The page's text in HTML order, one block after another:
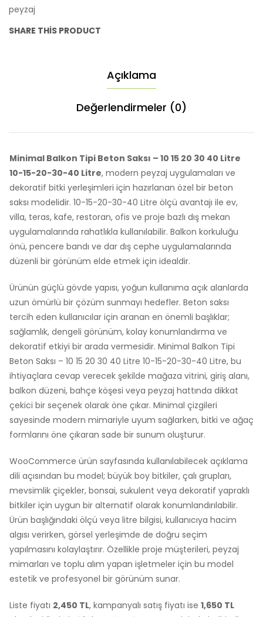
20
30
adet
peyzaj
SHARE THIS PRODUCT
Açıklama
Değerlendirmeler (0)
Minimal Balkon Tipi Beton Saksı – 10 15 20 30 40 Litre
10-15-20-30-40 Litre, modern peyzaj uygulamaları ve
dekoratif bitki yerleşimleri için hazırlanan özel bir beton
saksı modelidir. 10-15-20-30-40 Litre ölçü avantajı ile ev,
villa, teras, kafe, restoran, ofis ve proje bazlı dış mekan
uygulamalarında rahatlıkla kullanılabilir. Balkon korkuluğu
önü, pencere bandı ve dar dış cephe uygulamalarında
düzenli bir görünüm elde etmek için idealdir.
Ürünün güçlü gövde yapısı, yoğun kullanıma açık alanlarda
uzun ömürlü bir çözüm sunmayı hedefler. Beton saksı
tercih eden kullanıcılar için aranan en önemli başlıklar;
sağlamlık, dengeli görünüm, kolay konumlandırma ve
dekoratif etkiyi bir arada vermesidir. Minimal Balkon Tipi
Beton Saksı – 10 15 20 30 40 Litre 10-15-20-30-40 Litre, bu
ihtiyaçlara cevap verecek şekilde mağaza vitrini, giriş alanı,
balkon düzeni, bahçe köşesi veya peyzaj hattında dikkat
çekici bir seçenek olarak öne çıkar. Minimal çizgileri
sayesinde modern mimariyle uyum sağlarken, bitki ve ağaç
formlarını öne çıkaran sade bir sunum oluşturur.
WooCommerce ürün sayfasında kullanılabilecek açıklama
dili açısından bu model; büyük boy bitkiler, çalı grupları,
mevsimlik çiçekler, bonsai, sukulent veya dekoratif yapraklı
bitkiler için uygun bir alternatif olarak konumlandırılabilir.
Ürün başlığındaki ölçü veya litre bilgisi, kullanıcıya hacim
algısı verirken, görsel yerleşimde de doğru seçim
yapılmasını kolaylaştırır. Özellikle proje müşterileri, peyzaj
mimarları ve toplu alım yapan işletmeler için bu model
estetik ve profesyonel bir görünüm sunar.
Liste fiyatı 2,450 TL, kampanyalı satış fiyatı ise 1,650 TL